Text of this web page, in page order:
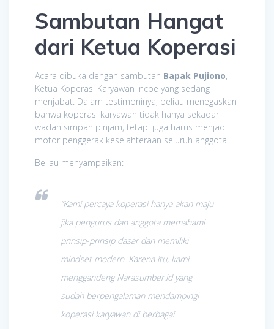
Sambutan Hangat
dari Ketua Koperasi
Acara dibuka dengan sambutan Bapak Pujiono,
Ketua Koperasi Karyawan Incoe yang sedang
menjabat. Dalam testimoninya, beliau menegaskan
bahwa koperasi karyawan tidak hanya sekadar
wadah simpan pinjam, tetapi juga harus menjadi
motor penggerak kesejahteraan seluruh anggota.
Beliau menyampaikan:
“Kami percaya koperasi hanya akan maju
jika pengurus dan anggota memahami
prinsip-prinsip dasar dan memiliki
mindset modern. Karena itu, kami
menggandeng Narasumber.id yang
sudah berpengalaman mendampingi
koperasi karyawan di berbagai